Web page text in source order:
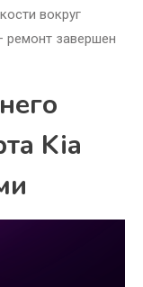
вокруг
ремонт завершен
Kia